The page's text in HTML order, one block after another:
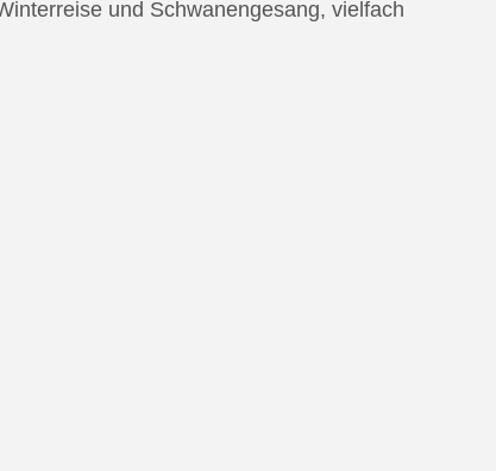
und Schwanengesang, vielfach